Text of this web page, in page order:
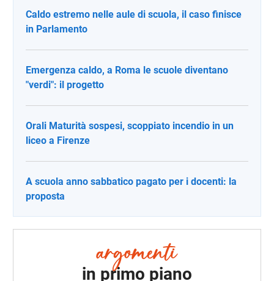
Caldo estremo nelle aule di scuola, il caso finisce
in Parlamento
Emergenza caldo, a Roma le scuole diventano
"verdi": il progetto
Orali Maturità sospesi, scoppiato incendio in un
liceo a Firenze
A scuola anno sabbatico pagato per i docenti: la
proposta
in primo piano